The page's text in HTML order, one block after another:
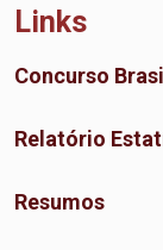
Links
Concurso
Relatório
Resumos